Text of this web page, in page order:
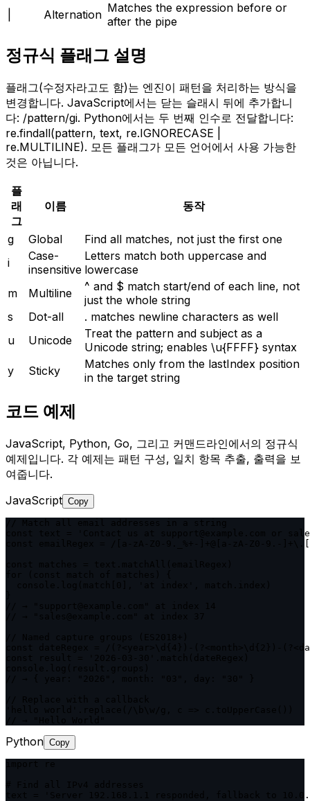
Alternation Matches the expression before or
after the pipe
정규식 플래그 설명
플래그(수정자라고도 함)는 엔진이 패턴을 처리하는 방식을
변경합니다. JavaScript에서는 닫는 슬래시 뒤에 추가합니
다: /pattern/gi. Python에서는 두 번째 인수로 전달합니다:
re.findall(pattern, text, re.IGNORECASE |
re.MULTILINE). 모든 플래그가 모든 언어에서 사용 가능한
것은 아닙니다.
플
래
그
이름 동작
g Global
Find all matches, not just the first one
i
Case-
insensitive
Letters match both uppercase and
lowercase
m
Multiline
^ and $ match start/end of each line, not
just the whole string
s
Dot-all
. matches newline characters as well
u
Unicode
Treat the pattern and subject as a
Unicode string; enables \u{FFFF} syntax
y
Sticky
Matches only from the lastIndex position
in the target string
코드 예제
JavaScript, Python, Go, 그리고 커맨드라인에서의 정규식
예제입니다. 각 예제는 패턴 구성, 일치 항목 추출, 출력을 보
여줍니다.
JavaScript Copy
const text = 'Contact us at support@example.com or
const dateRegex = /(?<year>\d{4})-(?<month>\d{2})-
Python Copy
text = 'Server 192.168.1.1 responded, fallback to